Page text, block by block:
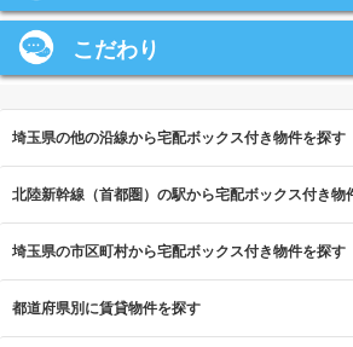
こだわり
埼玉県の他の沿線から宅配ボックス付き物件を探す
北陸新幹線（首都圏）の駅から宅配ボックス付き物
埼玉県の市区町村から宅配ボックス付き物件を探す
都道府県別に賃貸物件を探す